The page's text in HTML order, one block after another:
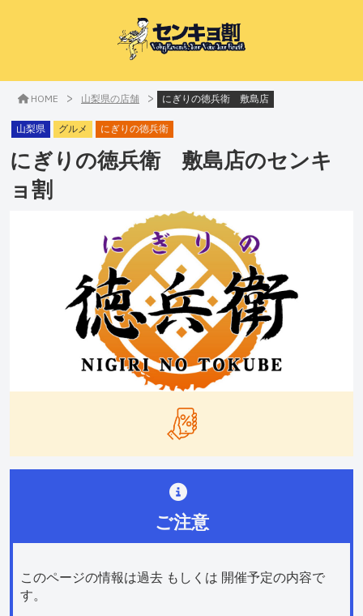
HOME > 山梨県の店舗 > にぎりの徳兵衛 敷島店
山梨県 グルメ にぎりの徳兵衛
にぎりの徳兵衛 敷島店のセンキ
ョ割
ご注意
このページの情報は過去 もしくは 開催予定の内容で
す。